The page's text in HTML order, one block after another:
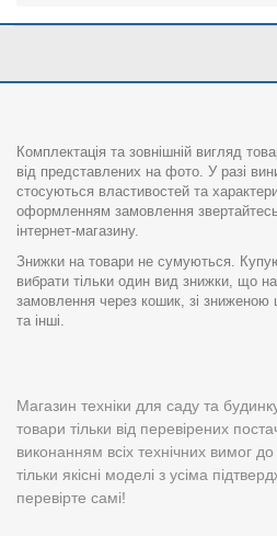
Комплектація та зовнішній вигляд
від представлених на фото. У разі
стосуються властивостей та
оформленням замовлення
інтернет-магазину.
Знижки на товари не сумуються.
вибрати тільки один вид знижки, що
замовлення через кошик, зі зниженою
та інші.
Магазин техніки для саду та
товари тільки від перевірених
виконанням всіх технічних вимог до
тільки якісні моделі з усіма
перевірте самі!